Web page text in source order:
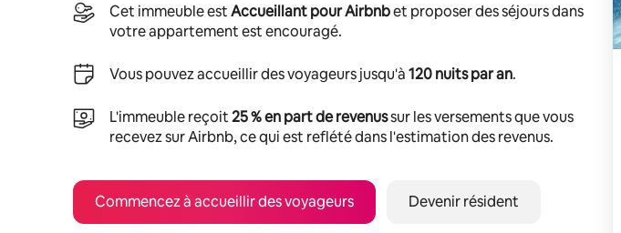
Cet immeuble estAccueillant pour Airbnbet proposer des séjours dans
votre appartement est encouragé.
Vous pouvez accueillir des voyageurs jusqu'à120 nuits par an.
L'immeuble reçoit25 % en part de revenussur les versements que vous
recevez sur Airbnb, ce qui est reflété dans l'estimation des revenus.
Commencez à accueillir des voyageurs Devenir résident